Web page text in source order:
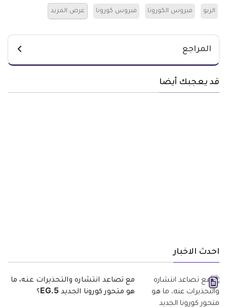
الربو فيروس الكورونا فيروس كورونا عرض المزيد
المراجع
قد يعجبك أيضا
احدث الاخبار
مع تصاعد انتشاره والتحذيرات عنه، ما
هو متحور كورونا الجديد EG.5؟